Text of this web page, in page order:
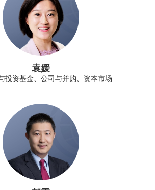
袁媛
投资基金、公司与并购、资本市场